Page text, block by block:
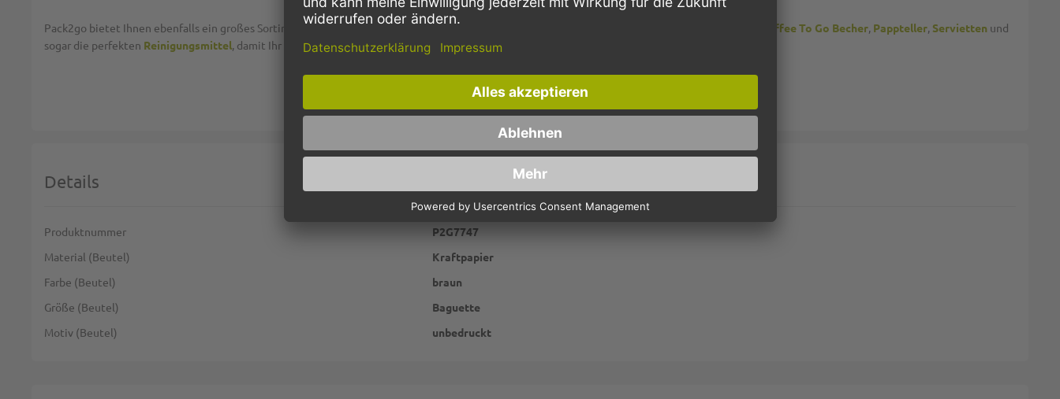
Pack2go bietet Ihnen ebenfalls ein großes Sortiment anVerpackungen und Zubehör Coffee To Go Becher, Pappteller, Servietten und
sogar die perfekten Reinigungsmittel, damit Ihr Geschäft und Ihre Gäste strahlen.
Details
Weitere Informationen
Produktnummer
P2G7747
Material (Beutel)
Kraftpapier
Farbe (Beutel)
braun
Größe (Beutel)
Baguette
Motiv (Beutel)
unbedruckt